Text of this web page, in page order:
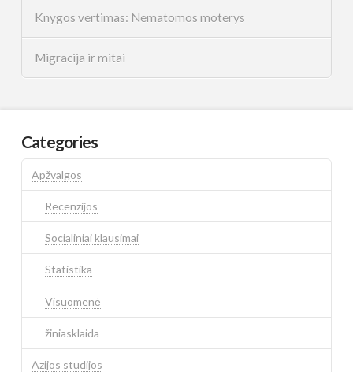
Knygos vertimas: Nematomos moterys
Migracija ir mitai
Categories
Apžvalgos
Recenzijos
Socialiniai klausimai
Statistika
Visuomenė
žiniasklaida
Azijos studijos